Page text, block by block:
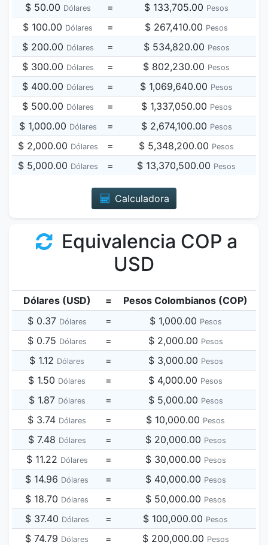
$ 50.00 Dólares = $ 133,705.00 Pesos
$ 100.00 Dólares = $ 267,410.00 Pesos
$ 200.00 Dólares = $ 534,820.00 Pesos
$ 300.00 Dólares = $ 802,230.00 Pesos
$ 400.00 Dólares = $ 1,069,640.00 Pesos
$ 500.00 Dólares = $ 1,337,050.00 Pesos
$ 1,000.00 Dólares = $ 2,674,100.00 Pesos
$ 2,000.00 Dólares = $ 5,348,200.00 Pesos
$ 5,000.00 Dólares = $ 13,370,500.00 Pesos
Calculadora
Equivalencia COP a
USD
Dólares (USD) =
Pesos Colombianos (COP)
$ 0.37 Dólares = $ 1,000.00 Pesos
$ 0.75 Dólares = $ 2,000.00 Pesos
$ 1.12 Dólares = $ 3,000.00 Pesos
$ 1.50 Dólares = $ 4,000.00 Pesos
$ 1.87 Dólares = $ 5,000.00 Pesos
$ 3.74 Dólares = $ 10,000.00 Pesos
$ 7.48 Dólares = $ 20,000.00 Pesos
$ 11.22 Dólares = $ 30,000.00 Pesos
$ 14.96 Dólares = $ 40,000.00 Pesos
$ 18.70 Dólares = $ 50,000.00 Pesos
$ 37.40 Dólares = $ 100,000.00 Pesos
$ 74.79 Dólares = $ 200,000.00 Pesos